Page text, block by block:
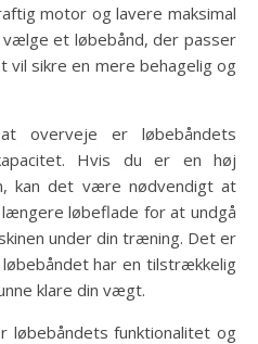
motor og lavere maksimal
et løbebånd, der passer
sikre en mere behagelig og
overveje er løbebåndets
Hvis du er en høj
kan det være nødvendigt at
løbeflade for at undgå
under din træning. Det er
har en tilstrækkelig
klare din vægt.
løbebåndets funktionalitet og